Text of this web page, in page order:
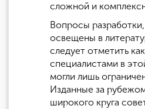
сложной и
Вопросы
освещены в
следует отметить
специалистами в
могли лишь
Изданные за
широкого круга